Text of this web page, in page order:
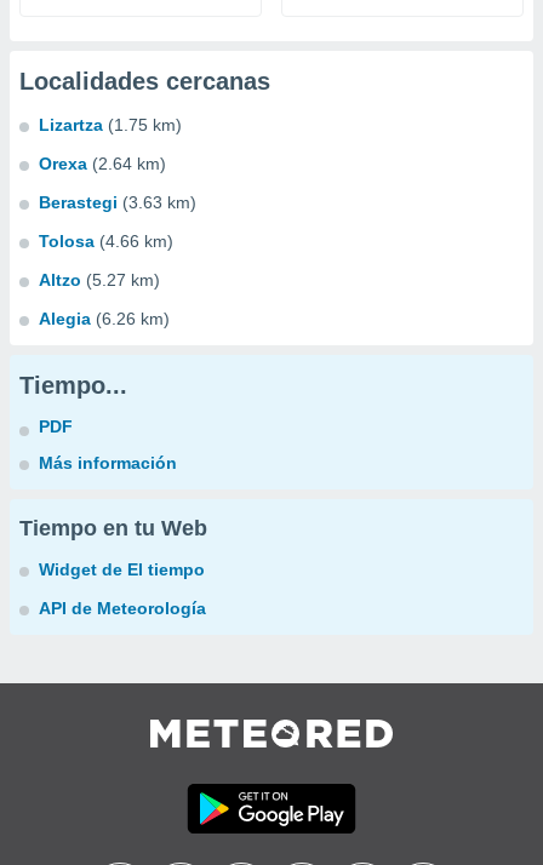
Localidades cercanas
Lizartza (1.75 km)
Orexa (2.64 km)
Berastegi (3.63 km)
Tolosa (4.66 km)
Altzo (5.27 km)
Alegia (6.26 km)
Tiempo...
PDF
Más información
Tiempo en tu Web
Widget de El tiempo
API de Meteorología